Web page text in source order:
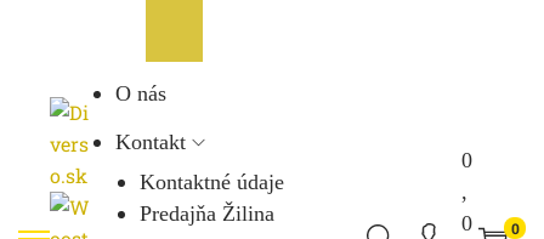
O nás
Kontakt
Kontaktné údaje
Predajňa Žilina
0
,
0
0